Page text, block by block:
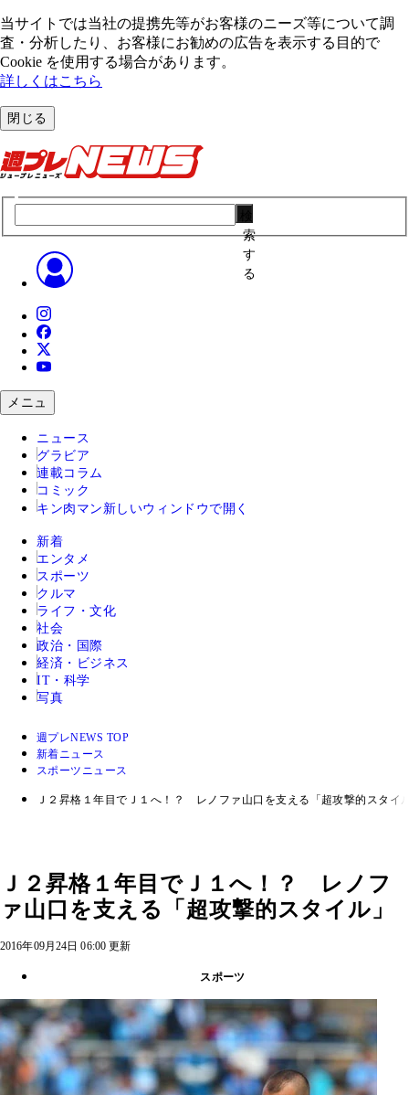
当サイトでは当社の提携先等がお客様のニーズ等について調
査・分析したり、お客様にお勧めの広告を表⽰する⽬的で
Cookie を使⽤する場合があります。
詳しくはこちら
閉じる
索
す
る
メニュ
ニュース
グラビア
連載コラム
コミック
キン肉マン 新しいウィンドウで開く
新着
エンタメ
スポーツ
クルマ
ライフ・文化
社会
政治・国際
経済・ビジネス
IT・科学
写真
週プレNEWS TOP
新着ニュース
スポーツニュース
Ｊ２昇格１年目でＪ１へ！？ レノファ山口を支える「超攻撃的スタイ
Ｊ２昇格１年目でＪ１へ！？ レノフ
ァ山口を支える「超攻撃的スタイル」
2016年09月24日 06:00 更新
スポーツ